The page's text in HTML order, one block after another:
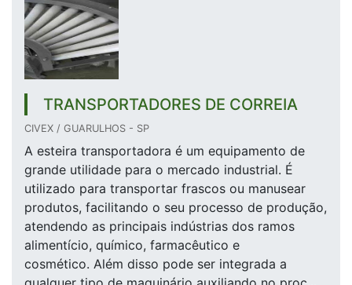
TRANSPORTADORES DE CORREIA
CIVEX / GUARULHOS - SP
A esteira transportadora é um equipamento de
grande utilidade para o mercado industrial. É
utilizado para transportar frascos ou manusear
produtos, facilitando o seu processo de produção,
atendendo as principais indústrias dos ramos
alimentício, químico, farmacêutico e
cosmético. Além disso pode ser integrada a